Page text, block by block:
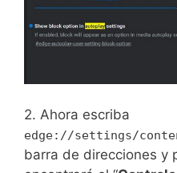
2. Ahora escriba
edge://settings/
barra de direcciones y